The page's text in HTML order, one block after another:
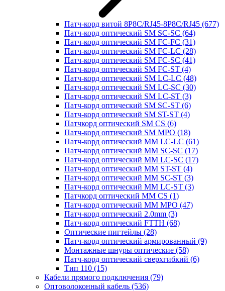
Патч-корд витой 8P8C/RJ45-8P8C/RJ45 (677)
Патч-корд оптический SM SC-SC (64)
Патч-корд оптический SM FC-FC (31)
Патч-корд оптический SM FC-LC (28)
Патч-корд оптический SM FC-SC (41)
Патч-корд оптический SM FC-ST (4)
Патч-корд оптический SM LC-LC (48)
Патч-корд оптический SM LC-SC (30)
Патч-корд оптический SM LC-ST (3)
Патч-корд оптический SM SC-ST (6)
Патч-корд оптический SM ST-ST (4)
Патчкорд оптический SM CS (6)
Патч-корд оптический SM MPO (18)
Патч-корд оптический MM LC-LC (61)
Патч-корд оптический MM SC-SC (17)
Патч-корд оптический MM LC-SC (17)
Патч-корд оптический MM ST-ST (4)
Патч-корд оптический MM SC-ST (3)
Патч-корд оптический MM LC-ST (3)
Патчкорд оптический MM CS (1)
Патч-корд оптический MM MPO (47)
Патч-корд оптический 2.0mm (3)
Патч-корд оптический FTTH (68)
Оптические пигтейлы (28)
Патч-корд оптический армированный (9)
Монтажные шнуры оптические (58)
Патч-корд оптический сверхгибкий (6)
Тип 110 (15)
Кабели прямого подключения (79)
Оптоволоконный кабель (536)